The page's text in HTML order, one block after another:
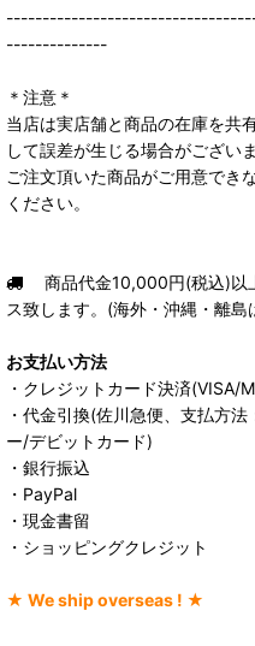
--------------
＊注意＊
当店は実店舗と商品の在庫を共
して誤差が生じる場合がございま
ご注文頂いた商品がご用意でき
ください。
商品代金10,000円(税込)以
ス致します。(海外・沖縄・離島
お支払い方法
・クレジットカード決済(VISA/
・代金引換(佐川急便、支払方
ー/デビットカード)
・銀行振込
・PayPal
・現金書留
・ショッピングクレジット
★ We ship overseas ! ★